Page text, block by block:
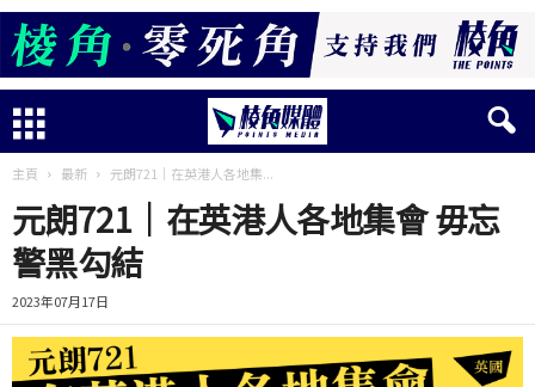
主頁 最新 元朗721｜在英港人各地集...
元朗721｜在英港人各地集會 毋忘
警黑勾結
2023年07月17日